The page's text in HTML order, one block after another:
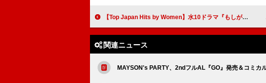
【Top Japan Hits by Women】水10ドラマ『もしがく』主題歌「劇上」など初登場でリストイン
関連ニュース
MAYSON's PARTY、2ndフルAL『GO』発売＆コミカ